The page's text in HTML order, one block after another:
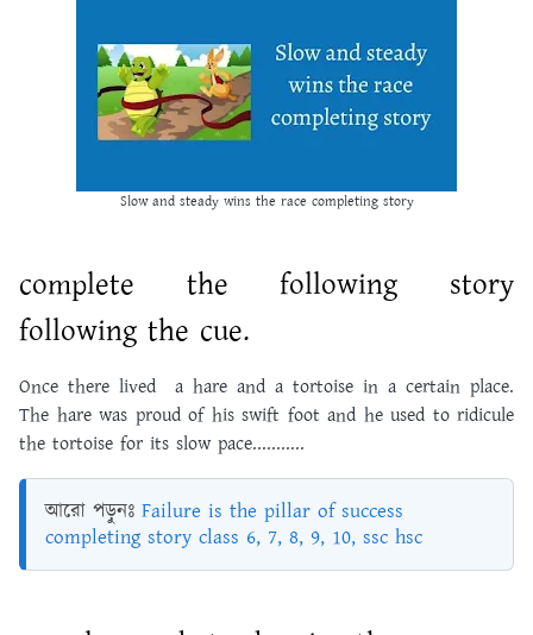
Slow and steady wins the race completing story
complete the following story
following the cue.
Once there lived a hare and a tortoise in a certain place.
The hare was proud of his swift foot and he used to ridicule
the tortoise for its slow pace...........
আরো পড়ুনঃ Failure is the pillar of success
completing story class 6, 7, 8, 9, 10, ssc hsc